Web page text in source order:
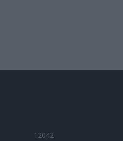
12042